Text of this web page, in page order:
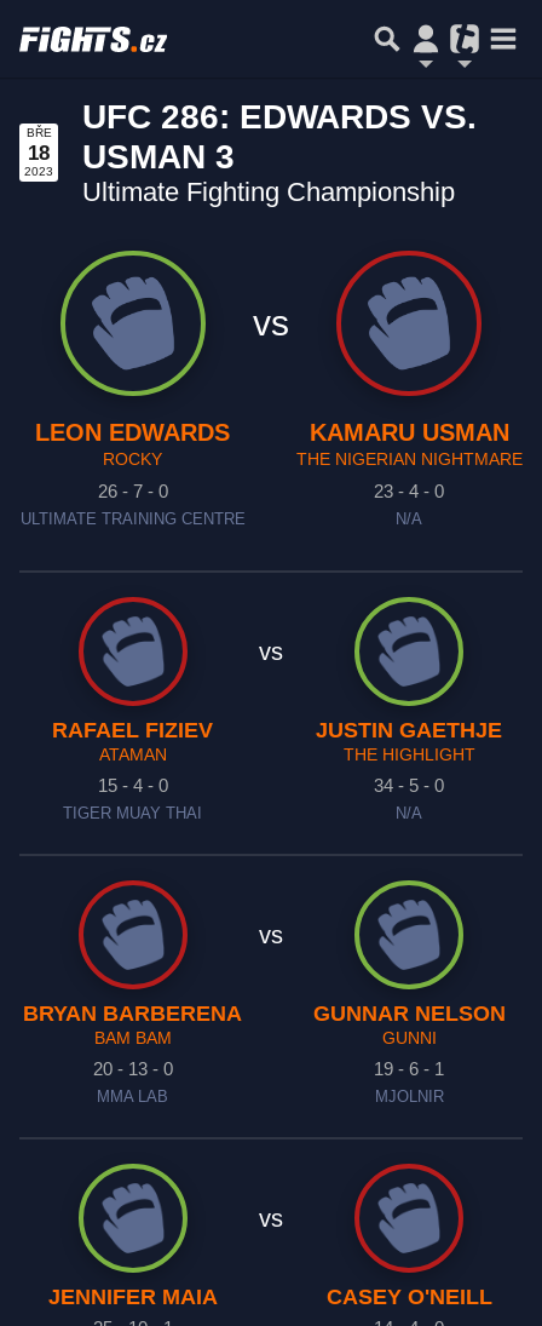
BŘE
18
2023
UFC 286: EDWARDS VS.
USMAN 3
Ultimate Fighting Championship
LEON EDWARDS
ROCKY
26 - 7 - 0
ULTIMATE TRAINING CENTRE
vs
KAMARU USMAN
THE NIGERIAN NIGHTMARE
23 - 4 - 0
N/A
RAFAEL FIZIEV
ATAMAN
15 - 4 - 0
TIGER MUAY THAI
vs
JUSTIN GAETHJE
THE HIGHLIGHT
34 - 5 - 0
N/A
BRYAN BARBERENA
BAM BAM
20 - 13 - 0
MMA LAB
vs
GUNNAR NELSON
GUNNI
19 - 6 - 1
MJOLNIR
JENNIFER MAIA
vs
CASEY O'NEILL